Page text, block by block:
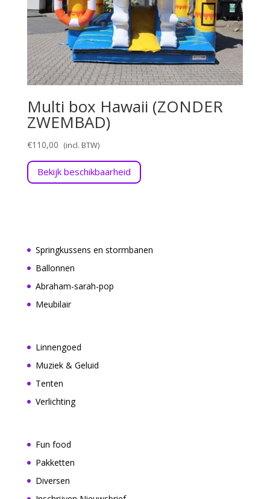
Multi box Hawaii (ZONDER
ZWEMBAD)
€110,00
Bekijk beschikbaarheid
Springkussens en stormbanen
Ballonnen
Abraham-sarah-pop
Meubilair
Linnengoed
Muziek & Geluid
Tenten
Verlichting
Fun food
Pakketten
Diversen